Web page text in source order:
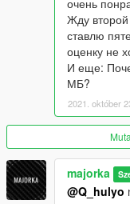
очень
Жду
ставлю
оценку не
И еще:
МБ?
2021. október
majorka
@Q_hulyo